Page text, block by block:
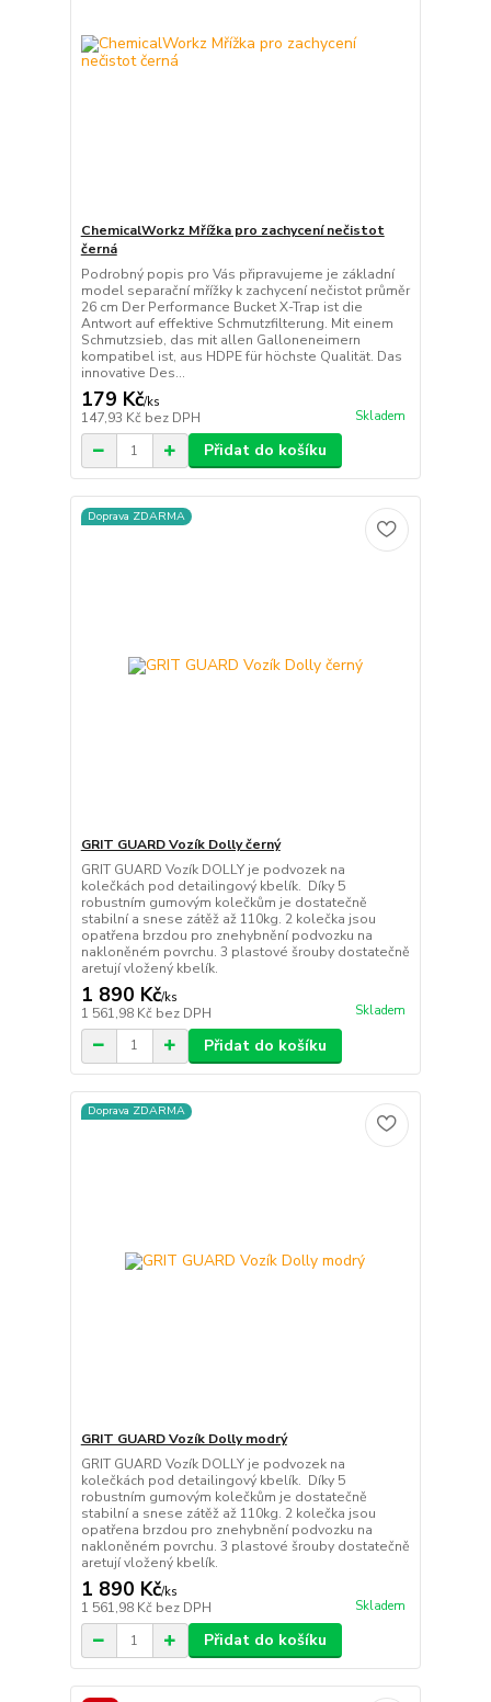
ChemicalWorkz Mřížka pro zachycení nečistot
černá
Podrobný popis pro Vás připravujeme je základní
model separační mřížky k zachycení nečistot průměr
26 cm Der Performance Bucket X-Trap ist die
Antwort auf effektive Schmutzfilterung. Mit einem
Schmutzsieb, das mit allen Galloneneimern
kompatibel ist, aus HDPE für höchste Qualität. Das
innovative Des...
179 Kč/ks
147,93 Kč bez DPH Skladem
Přidat do košíku
Doprava ZDARMA
GRIT GUARD Vozík Dolly černý
GRIT GUARD Vozík DOLLY je podvozek na
kolečkách pod detailingový kbelík. Díky 5
robustním gumovým kolečkům je dostatečně
stabilní a snese zátěž až 110kg. 2 kolečka jsou
opatřena brzdou pro znehybnění podvozku na
nakloněném povrchu. 3 plastové šrouby dostatečně
aretují vložený kbelík.
1 890 Kč/ks
1 561,98 Kč bez DPH Skladem
Přidat do košíku
Doprava ZDARMA
GRIT GUARD Vozík Dolly modrý
GRIT GUARD Vozík DOLLY je podvozek na
kolečkách pod detailingový kbelík. Díky 5
robustním gumovým kolečkům je dostatečně
stabilní a snese zátěž až 110kg. 2 kolečka jsou
opatřena brzdou pro znehybnění podvozku na
nakloněném povrchu. 3 plastové šrouby dostatečně
aretují vložený kbelík.
1 890 Kč/ks
1 561,98 Kč bez DPH Skladem
Přidat do košíku